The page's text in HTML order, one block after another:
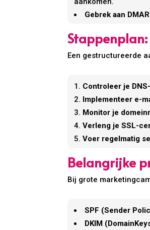
Gebrek aan
Een gestructureerde
Controleer je
Implementeer e-
Monitor je
Verleng je SSL-
Voer regelmatig
Belangrijke
Bij grote
SPF (Sender
DKIM